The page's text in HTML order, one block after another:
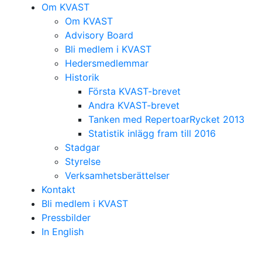
Om KVAST
Om KVAST
Advisory Board
Bli medlem i KVAST
Hedersmedlemmar
Historik
Första KVAST-brevet
Andra KVAST-brevet
Tanken med RepertoarRycket 2013
Statistik inlägg fram till 2016
Stadgar
Styrelse
Verksamhetsberättelser
Kontakt
Bli medlem i KVAST
Pressbilder
In English